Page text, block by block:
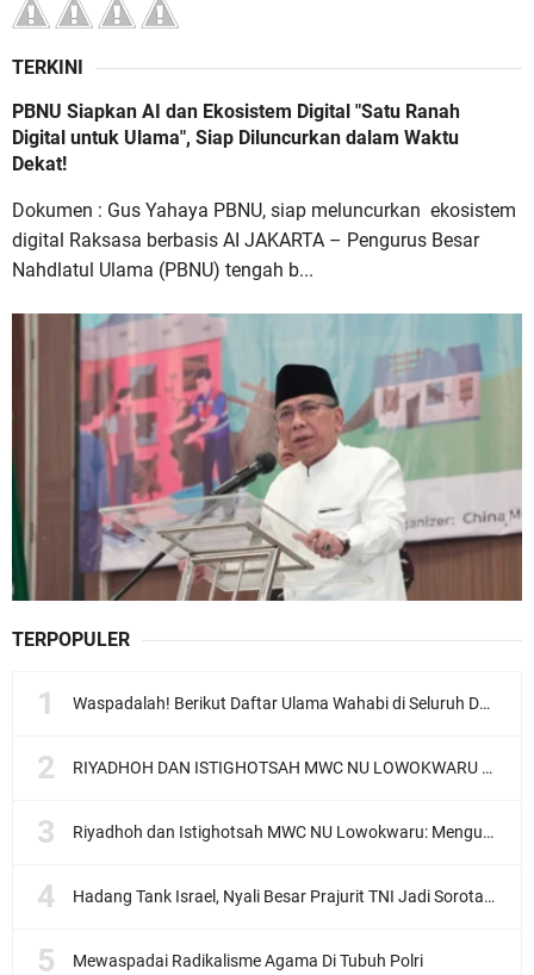
TERKINI
PBNU Siapkan AI dan Ekosistem Digital "Satu Ranah
Digital untuk Ulama", Siap Diluncurkan dalam Waktu
Dekat!
Dokumen : Gus Yahaya PBNU, siap meluncurkan ekosistem
digital Raksasa berbasis AI JAKARTA – Pengurus Besar
Nahdlatul Ulama (PBNU) tengah b...
TERPOPULER
Waspadalah! Berikut Daftar Ulama Wahabi di Seluruh Dunia dan Karya-karyanya
RIYADHOH DAN ISTIGHOTSAH MWC NU LOWOKWARU Menyambut Muktamar NU ke-35, Meneguhkan Sanad Laku Para Muassis
Riyadhoh dan Istighotsah MWC NU Lowokwaru: Menguatkan Doa, Menjalin Ukhuwah Menyambut Muktamar NU ke-35
Hadang Tank Israel, Nyali Besar Prajurit TNI Jadi Sorotan Dunia
Mewaspadai Radikalisme Agama Di Tubuh Polri